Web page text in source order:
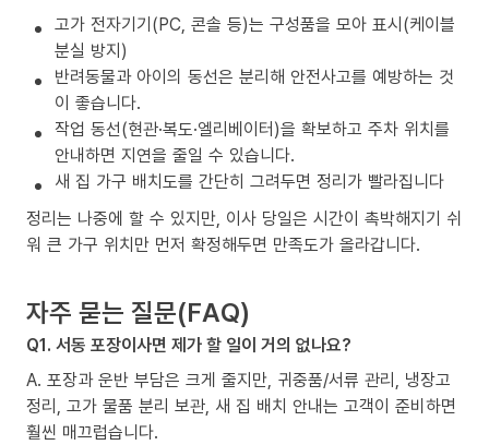
고가 전자기기(PC, 콘솔 등)는 구성품을 모아 표시(케이블
분실 방지)
반려동물과 아이의 동선은 분리해 안전사고를 예방하는 것
이 좋습니다.
작업 동선(현관·복도·엘리베이터)을 확보하고 주차 위치를
안내하면 지연을 줄일 수 있습니다.
새 집 가구 배치도를 간단히 그려두면 정리가 빨라집니다
정리는 나중에 할 수 있지만, 이사 당일은 시간이 촉박해지기 쉬
워 큰 가구 위치만 먼저 확정해두면 만족도가 올라갑니다.
자주 묻는 질문(FAQ)
Q1. 서동 포장이사면 제가 할 일이 거의 없나요?
A. 포장과 운반 부담은 크게 줄지만, 귀중품/서류 관리, 냉장고
정리, 고가 물품 분리 보관, 새 집 배치 안내는 고객이 준비하면
훨씬 매끄럽습니다.